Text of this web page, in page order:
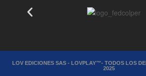
LOV EDICIONES SAS - LOVPLAY™- TODOS LOS
2025